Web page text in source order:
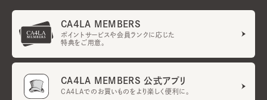
CA4LA MEMBERS
ポイントサービスや会員ランクに応じた
特典をご用意。
CA4LA MEMBERS 公式アプリ
CA4LAでのお買いものをより楽しく便利に。